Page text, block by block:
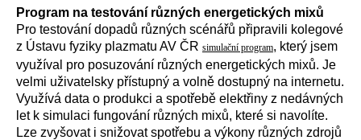
Program na testování různých energetických mixů
Pro testování dopadů různých scénářů připravili kolegové
z Ústavu fyziky plazmatu AV ČR simulační program, který jsem
využíval pro posuzování různých energetických mixů. Je
velmi uživatelsky přístupný a volně dostupný na internetu.
Využívá data o produkci a spotřebě elektřiny z nedávných
let k simulaci fungování různých mixů, které si navolíte.
Lze zvyšovat i snižovat spotřebu a výkony různých zdrojů